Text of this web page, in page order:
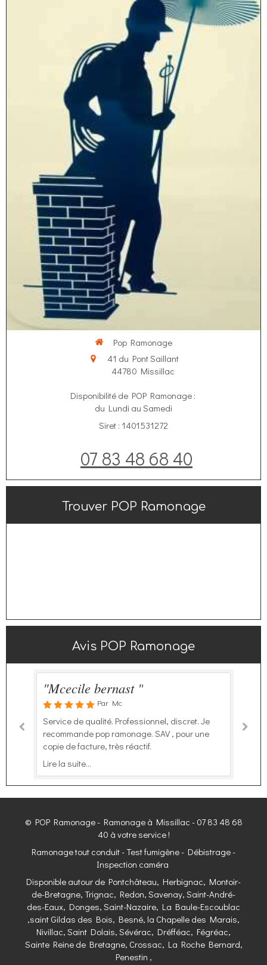
Pop Ramonage
41 du Pont Saillant
44780 Missillac
Disponibilité de POP Ramonage :
du Lundi au Samedi
Siret : 1401531272
07 83 48 68 40
Trouver POP Ramonage
Avis POP Ramonage
"Bon professionnel "
Par Blino
Bon professionnel, rdv rapide ,de bon conseil et
bon échange je recommande travail propre
Lire la suite...
"Mcecile bernast "
Par Mc
Service de qualité. Professionnel, discret. Je
recommande pop ramonage. SAV , pour une
copie de facture, très réactif.
Lire la suite...
"Ramonage poêle à bois."
Par Alain
Prestation de qualité. Travail sérieux, propre.
Conseils pour limiter l'encrassement du conduit
intéressants. Ponctualité. Rien à redire. Très
satisfait.
Lire la suite...
© POP Ramonage - Ramonage à Missillac - 07 83 48 68
40 à votre service !
Ramonage tout conduit - Test fumigène - Débistrage -
Inspection caméra
Disponible autour de Pontchâteau, Herbignac, Montoir-
de-Bretagne, Trignac, Redon, Savenay, Saint-André-
des-Eaux, Donges, Saint-Nazaire, La Baule-Escoublac
,saint Gildas des Bois, Besné, la Chapelle des Marais,
Nivillac, Saint Dolais, Sévérac, Dréfféac, Fégréac,
Sainte Reine de Bretagne, Crossac, La Roche Bernard,
Penestin ,